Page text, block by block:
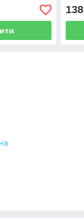
138